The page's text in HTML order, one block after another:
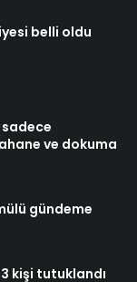
belli oldu
sadece
ve dokuma
gündeme
kişi tutuklandı